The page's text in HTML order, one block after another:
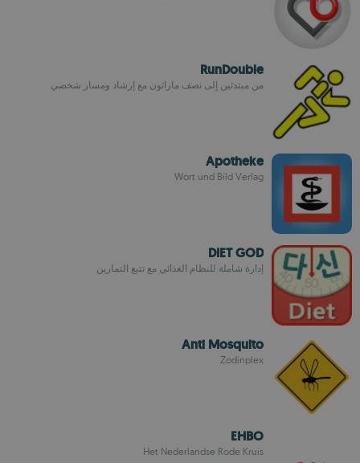
RunDouble
من مبتدئين إلى نصف ماراثون مع إرشاد ومسار شخصي
Apotheke
Wort und Bild Verlag
DIET GOD
إدارة شاملة للنظام الغذائي مع تتبع التمارين
Anti Mosquito
Zodinplex
EHBO
Het Nederlandse Rode Kruis